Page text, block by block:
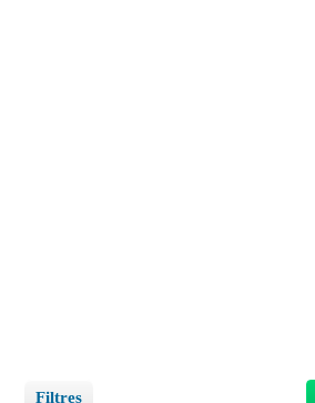
Filtres